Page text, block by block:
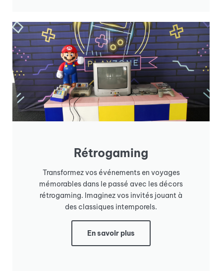
Rétrogaming
Transformez vos événements en voyages
mémorables dans le passé avec les décors
rétrogaming. Imaginez vos invités jouant à
des classiques intemporels.
En savoir plus